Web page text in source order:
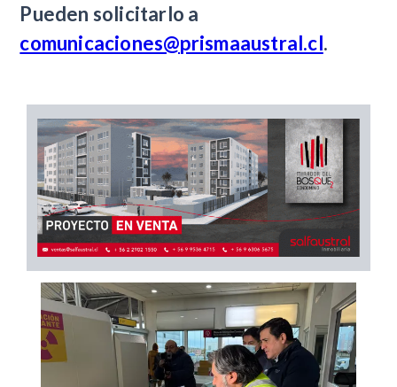
Pueden solicitarlo a
comunicaciones@prismaaustral.cl.